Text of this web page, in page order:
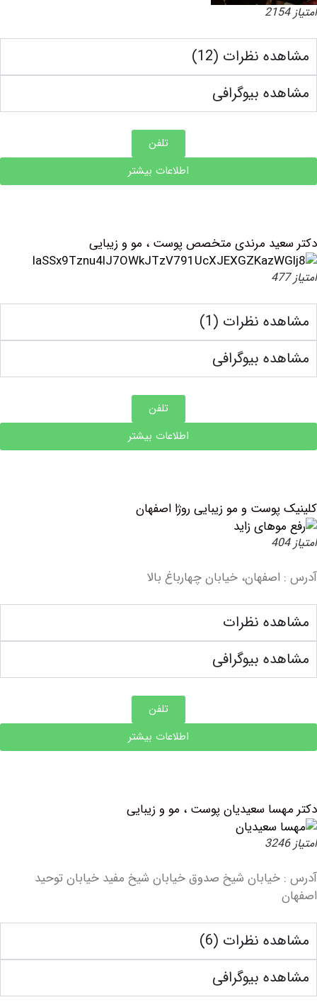
نظرات (12)
بیوگرافی
اطلاعات بیشتر
مرندی متخصص پوست ، مو و زیبایی
نظرات (1)
بیوگرافی
اطلاعات بیشتر
و مو زیبایی روژا اصفهان
خیابان چهارباغ بالا
نظرات
بیوگرافی
اطلاعات بیشتر
سعیدیان پوست ، مو و زیبایی
شیخ صدوق خیابان شیخ مفید خیابان توحید
نظرات (6)
بیوگرافی